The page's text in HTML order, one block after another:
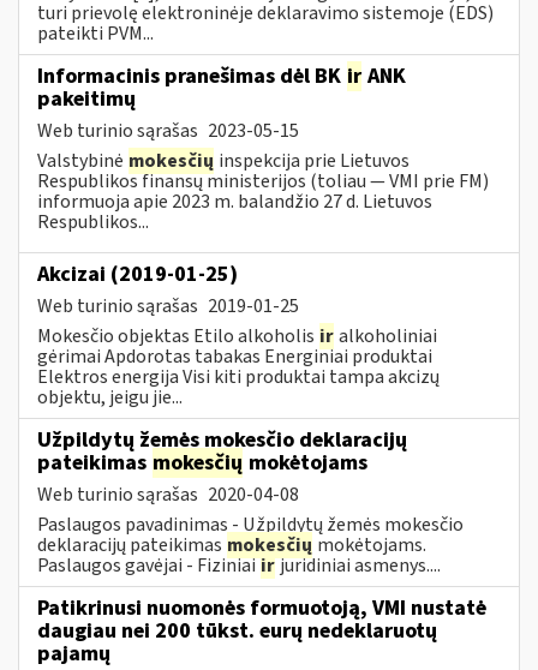
turi prievolę elektroninėje deklaravimo sistemoje (EDS)
pateikti PVM...
Informacinis pranešimas dėl BK ir ANK
pakeitimų
Web turinio sąrašas 2023-05-15
Valstybinė mokesčių inspekcija prie Lietuvos
Respublikos finansų ministerijos (toliau — VMI prie FM)
informuoja apie 2023 m. balandžio 27 d. Lietuvos
Respublikos...
Akcizai (2019-01-25)
Web turinio sąrašas 2019-01-25
Mokesčio objektas Etilo alkoholis iralkoholiniai
gėrimai Apdorotas tabakas Energiniai produktai
Elektros energija Visi kiti produktai tampa akcizų
objektu, jeigu jie...
Užpildytų žemės mokesčio deklaracijų
pateikimas mokesčių mokėtojams
Web turinio sąrašas 2020-04-08
Paslaugos pavadinimas - Užpildytų žemės mokesčio
deklaracijų pateikimas mokesčių mokėtojams.
Paslaugos gavėjai - Fiziniaiirjuridiniai asmenys....
Patikrinusi nuomonės formuotoją, VMI nustatė
daugiau nei 200 tūkst. eurų nedeklaruotų
pajamų